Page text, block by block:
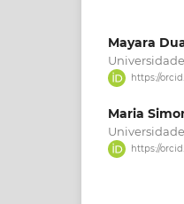
Mayara
https://
Maria
https://